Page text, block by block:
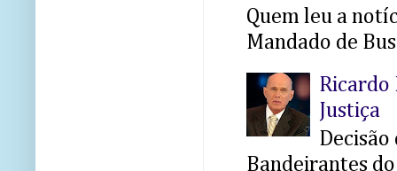
Quem leu a
Mandado de
Ricardo
Justiça
Decisão
Bandeirantes